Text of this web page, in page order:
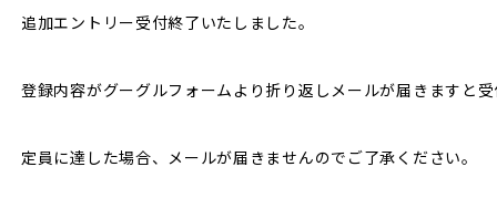
追加エントリー受付終了いたしました。
登録内容がグーグルフォームより折り返しメールが届きますと受
定員に達した場合、メールが届きませんのでご了承ください。